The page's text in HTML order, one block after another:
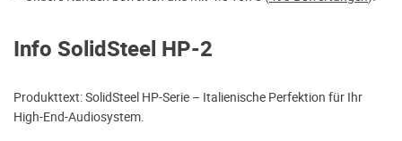
Info SolidSteel HP-2
Produkttext: SolidSteel HP-Serie – Italienische Perfektion für Ihr
High-End-Audiosystem.